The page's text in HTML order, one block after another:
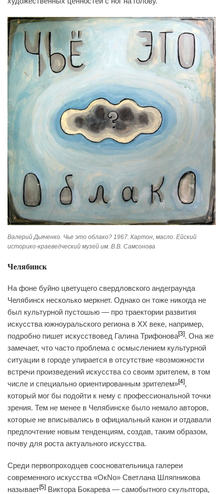
Валерий Дьяченко. Чье это облако? 1967. Картон, масло. Ейский
историко-краеведческий музей им. В.В. Самсонова
Челябинск
На фоне буйно цветущего свердловского андеграунда
Челябинск несколько меркнет. Однако он тоже никогда не
был культурной пустошью — про траектории развития
искусства южноуральского региона в XX веке, например,
подробно пишет искусствовед Галина Трифонова [3] . Она же
замечает, что часто проблема с осмыслением культурной
ситуации в городе упирается в отсутствие «‎возможности
встречи произведений искусства со своим зрителем, в том
числе и специально ориентированным зрителем» [4] ,
который мог бы ‎подойти к нему с профессиональной точки
зрения. Тем не менее в Челябинске было немало авторов,
которые не вписывались в официальный канон и отдавали
предпочтение новым тенденциям, создав, таким образом,
почву для роста актуального искусства.
Среди первопроходцев соосновательница галереи
современного искусства «ОкNо» Светлана Шляпникова
называет [5]
Виктора Бокарева — самобытного скульптора,